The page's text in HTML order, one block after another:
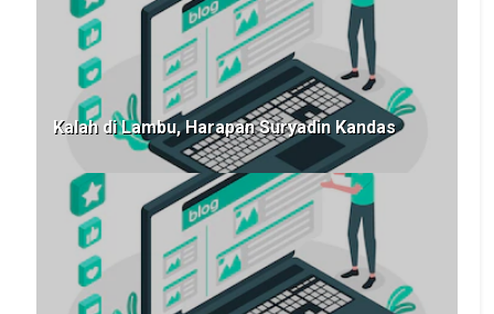
Kalah di Lambu, Harapan Suryadin Kandas